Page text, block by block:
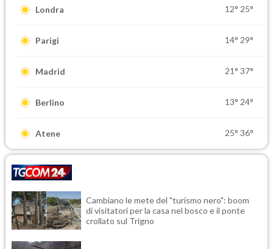
Londra 12° 25°
Parigi 14° 29°
Madrid 21° 37°
Berlino 13° 24°
Atene 25° 36°
Cambiano le mete del "turismo nero": boom
di visitatori per la casa nel bosco e il ponte
crollato sul Trigno